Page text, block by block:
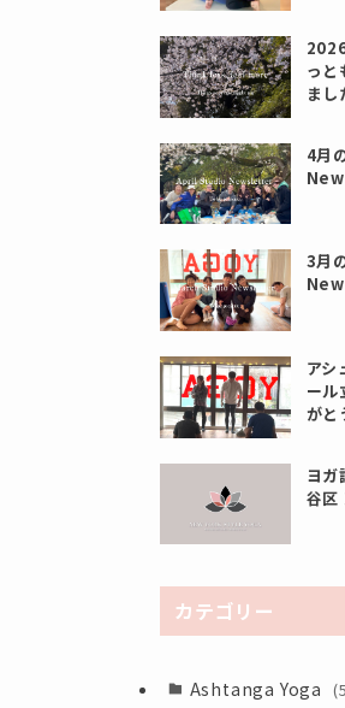
っと
まし
4月
3月
アシ
ール
がと
ヨガ
谷区
カテゴリー
Ashtanga Yoga